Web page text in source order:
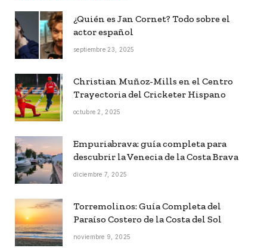
¿Quién es Jan Cornet? Todo sobre el
actor español
septiembre 23, 2025
Christian Muñoz-Mills en el Centro
Trayectoria del Cricketer Hispano
octubre 2, 2025
Empuriabrava: guía completa para
descubrir la Venecia de la Costa Brava
diciembre 7, 2025
Torremolinos: Guía Completa del
Paraíso Costero de la Costa del Sol
noviembre 9, 2025